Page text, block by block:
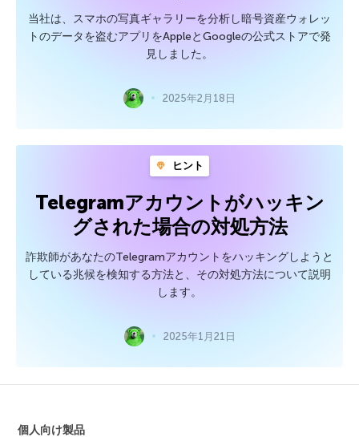
当社は、スマホの写真ギャラリーを分析し暗号資産ウォレッ
トのデータを盗むアプリをAppleとGoogleの公式ストアで発
見しました。
2025年2月18日
ヒント
Telegramアカウントがハッキン
グされた場合の対処方法
詐欺師があなたのTelegramアカウントをハッキングしようと
している兆候を検知する方法と、その対処方法について説明
します。
2025年1月21日
個人向け製品